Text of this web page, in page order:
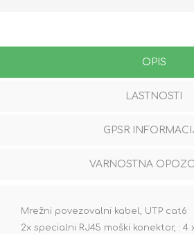
OPIS
LASTNOSTI
GPSR
VARNOSTNA
Mrežni povezovalni kabel, UTP cat6
2x specialni RJ45 moški konektor, : 4